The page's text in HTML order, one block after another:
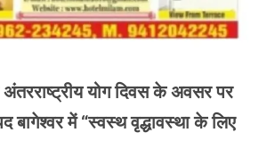
योग दिवस के अवसर पर
बागेश्वर में “स्वस्थ वृद्धावस्था के लिए